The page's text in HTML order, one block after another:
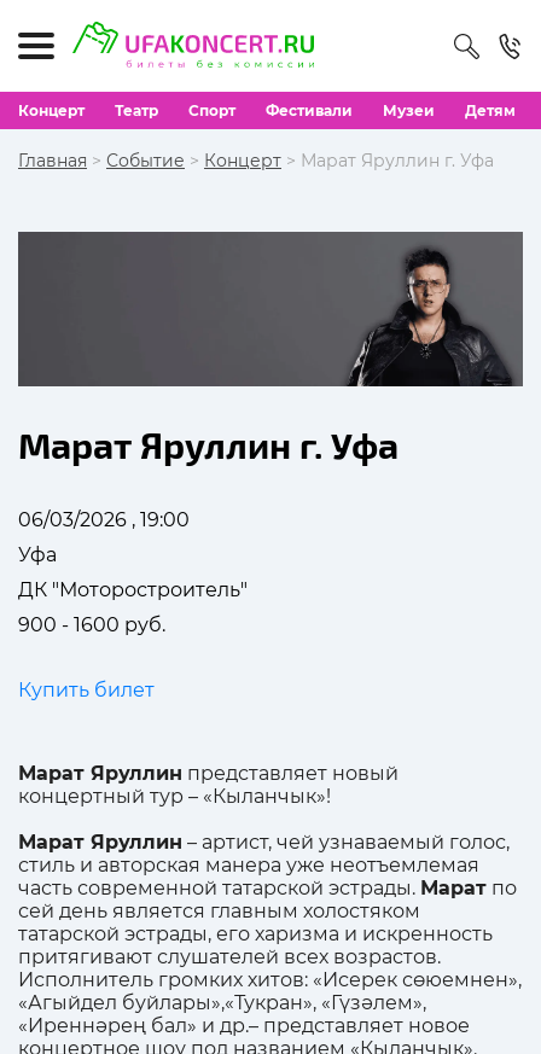
Концерт Театр Спорт Фестивали Музеи Детям
Главная > Событие > Концерт > Марат Яруллин г. Уфа
Марат Яруллин г. Уфа
06/03/2026 , 19:00
Уфа
ДК "Моторостроитель"
900 - 1600 руб.
Купить билет
Марат Яруллин представляет новый
концертный тур – «Кыланчык»!
Марат Яруллин – артист, чей узнаваемый голос,
стиль и авторская манера уже неотъемлемая
часть современной татарской эстрады. Марат по
сей день является главным холостяком
татарской эстрады, его харизма и искренность
притягивают слушателей всех возрастов.
Исполнитель громких хитов: «Исерек сөюемнен»,
«Агыйдел буйлары»,«Тукран», «Гүзәлем»,
«Иреннәрең бал» и др.– представляет новое
концертное шоу под названием «Кыланчык».